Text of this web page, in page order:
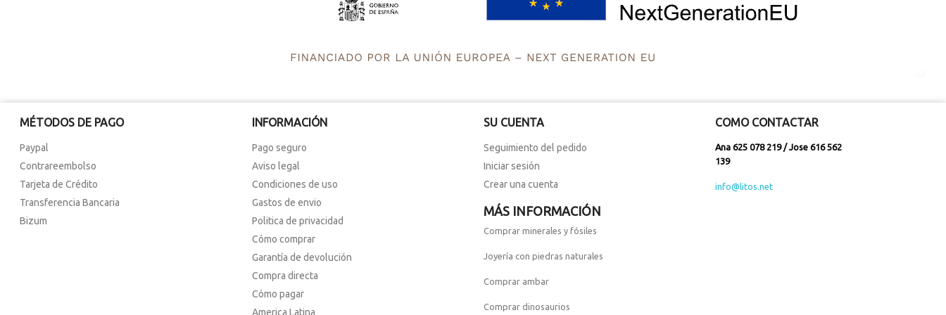
MÉTODOS DE PAGO
Paypal
Contrareembolso
Tarjeta de Crédito
Transferencia Bancaria
Bizum
INFORMACIÓN
Pago seguro
Aviso legal
Condiciones de uso
Gastos de envio
Politica de privacidad
Cómo comprar
Garantía de devolución
Compra directa
Cómo pagar
America Latina
SU CUENTA
Seguimiento del pedido
Iniciar sesión
Crear una cuenta
COMO CONTACTAR
Ana 625 078 219 / Jose 616 562
139
info@litos.net
MÁS INFORMACIÓN
Comprar minerales y fósiles
Joyería con piedras naturales
Comprar ambar
Comprar dinosaurios